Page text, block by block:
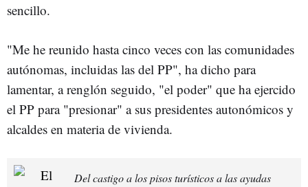
sencillo.
"Me he reunido hasta cinco veces con las comunidades
autónomas, incluidas las del PP", ha dicho para
lamentar, a renglón seguido, "el poder" que ha ejercido
el PP para "presionar" a sus presidentes autonómicos y
alcaldes en materia de vivienda.
Del castigo a los pisos turísticos a las ayudas